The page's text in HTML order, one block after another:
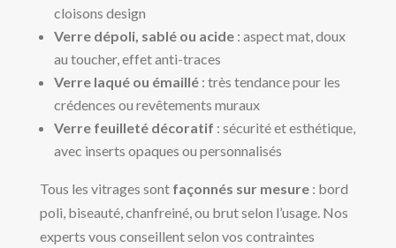
cloisons design
Verre dépoli, sablé ou acide: aspect mat, doux
au toucher, effet anti-traces
Verre laqué ou émaillé: très tendance pour les
crédences ou revêtements muraux
Verre feuilleté décoratif : sécurité et esthétique,
avec inserts opaques ou personnalisés
Tous les vitrages sont façonnés sur mesure: bord
poli, biseauté, chanfreiné, ou brut selon l’usage. Nos
experts vous conseillent selon vos contraintes